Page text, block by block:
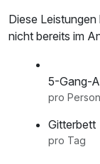
Diese
nicht bereits im
5-Gang-
Gitterbett
pro Tag